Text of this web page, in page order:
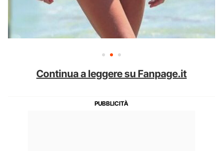
Continua a leggere su Fanpage.it